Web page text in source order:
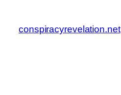
springen
conspiracyrevelation.net